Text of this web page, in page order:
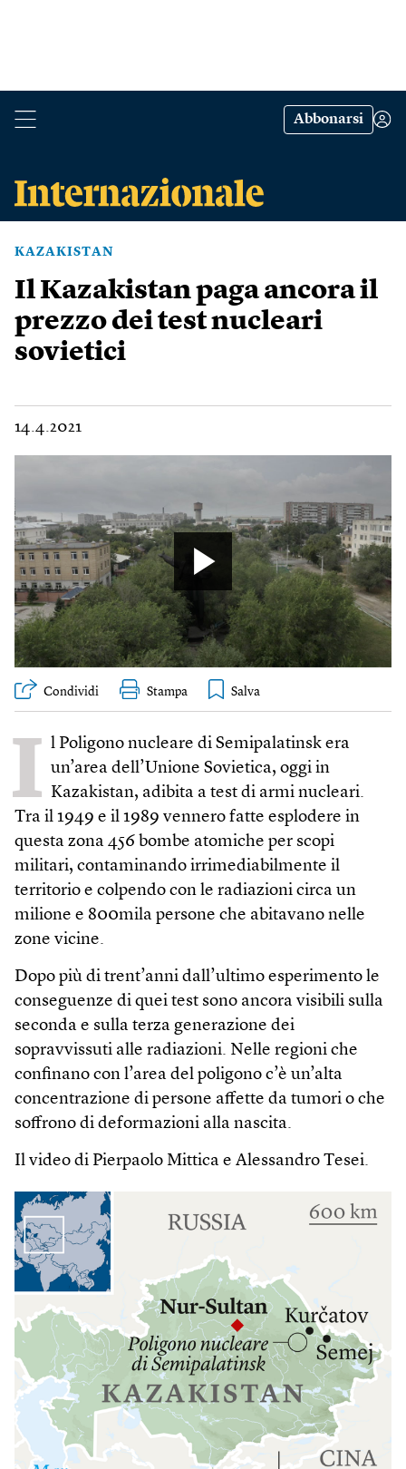
Abbonarsi
KAZAKISTAN
Il Kazakistan paga ancora il
prezzo dei test nucleari
sovietici
14.4.2021
Condividi Stampa
I l Poligono nucleare di Semipalatinsk era
un’area dell’Unione Sovietica, oggi in
Kazakistan, adibita a test di armi nucleari.
Tra il 1949 e il 1989 vennero fatte esplodere in
questa zona 456 bombe atomiche per scopi
militari, contaminando irrimediabilmente il
territorio e colpendo con le radiazioni circa un
milione e 800mila persone che abitavano nelle
zone vicine.
Dopo più di trent’anni dall’ultimo esperimento le
conseguenze di quei test sono ancora visibili sulla
seconda e sulla terza generazione dei
sopravvissuti alle radiazioni. Nelle regioni che
confinano con l’area del poligono c’è un’alta
concentrazione di persone affette da tumori o che
soffrono di deformazioni alla nascita.
Il video di Pierpaolo Mittica e Alessandro Tesei.